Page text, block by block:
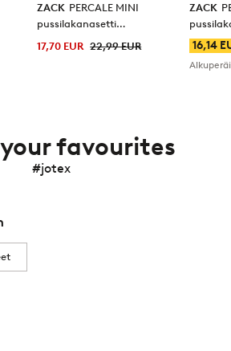
ZACK PERCALE MINI
pussilakanasetti
17,70 EUR 22,99 EUR
ZACK
16,14
favourites
#jotex